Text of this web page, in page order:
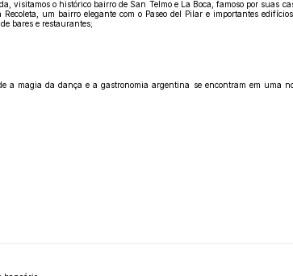
visitamos o histórico bairro de San Telmo e La Boca, famoso por suas
um bairro elegante com o Paseo del Pilar e importantes
bares e restaurantes;
a magia da dança e a gastronomia argentina se encontram em uma